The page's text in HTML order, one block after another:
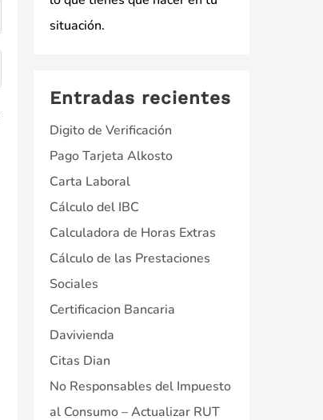
situación.
Entradas recientes
Digito de Verificación
Pago Tarjeta Alkosto
Carta Laboral
Cálculo del IBC
Calculadora de Horas Extras
Cálculo de las Prestaciones
Sociales
Certificacion Bancaria
Davivienda
Citas Dian
No Responsables del Impuesto
al Consumo – Actualizar RUT